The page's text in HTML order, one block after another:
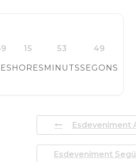
15
HORES
53
MINUTS
49
SEGONS
Esdeveniment
Esdeveniment